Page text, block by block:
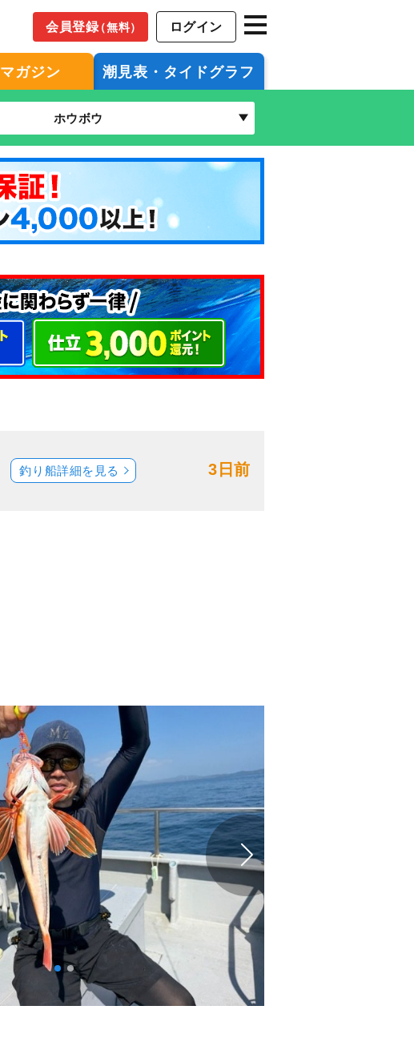
会員登録（無料） ログイン
マガジン 潮見表・タイドグラフ
ホウボウ
3日前
釣り船詳細を見る